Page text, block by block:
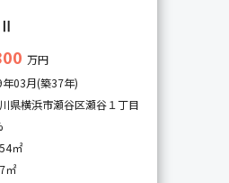
万円
03月(築37年)
県横浜市瀬谷区瀬谷１丁目
㎡
㎡